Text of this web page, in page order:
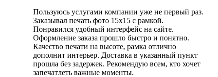
Пользуюсь услугами компании уже не первый раз.
Заказывал печать фото 15х15 с рамкой.
Понравился удобный интерфейс на сайте.
Оформление заказа прошло быстро и понятно.
Качество печати на высоте, рамка отлично
дополнит интерьер. Доставка в указанный пункт
прошла без задержек. Рекомендую всем, кто хочет
запечатлеть важные моменты.